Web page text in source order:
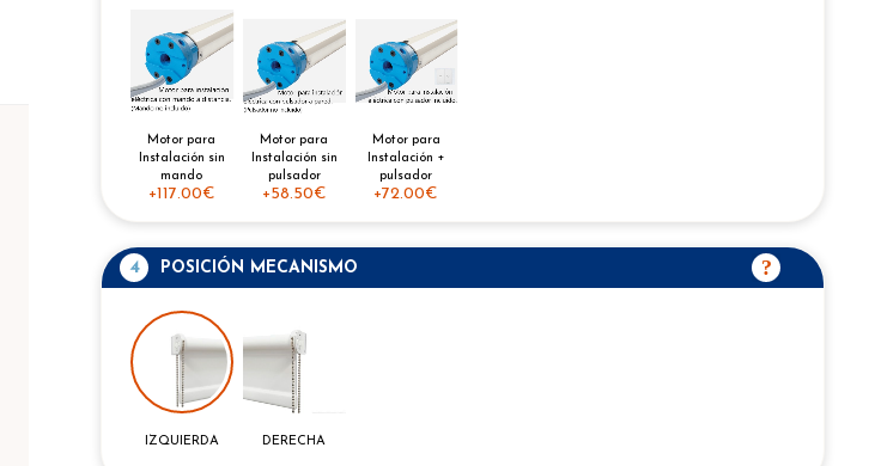
Motor para
Instalación sin
mando
+117.00€
Motor para
Instalación sin
pulsador
+58.50€
Motor para
Instalación +
pulsador
+72.00€
4 POSICIÓN MECANISMO
IZQUIERDA DERECHA